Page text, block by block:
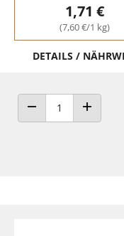
1,71 €
(7,60 €/1 kg)
DETAILS /
ANZAHL VERRINGERN
ANZAHL